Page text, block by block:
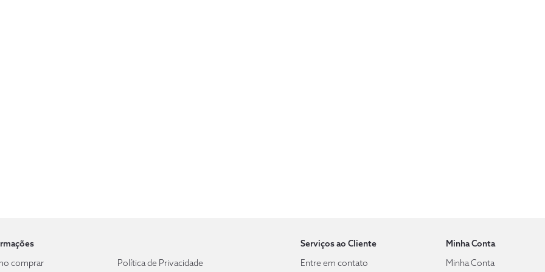
comprar
Política de Privacidade
Serviços ao Cliente
Entre em contato
Minha Conta
Minha Conta